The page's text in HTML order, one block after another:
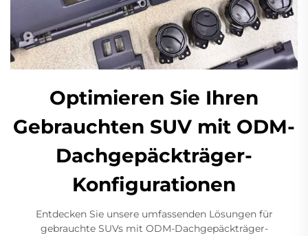
Optimieren Sie Ihren
Gebrauchten SUV mit ODM-
Dachgepäckträger-
Konfigurationen
Entdecken Sie unsere umfassenden Lösungen für
gebrauchte SUVs mit ODM-Dachgepäckträger-